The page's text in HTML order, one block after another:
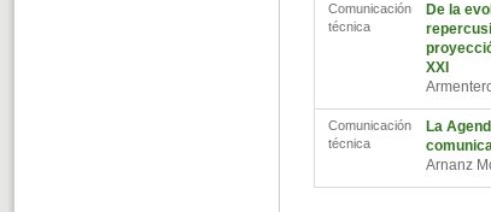
Comunicación
técnica
De la
XXI
Comunicación
técnica
La
Arnanz